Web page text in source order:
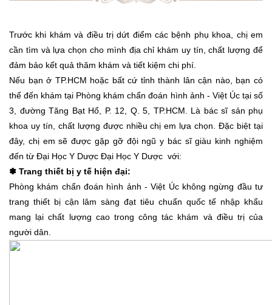
Trước khi khám và điều trị dứt điểm các bệnh phụ khoa, chị em
cần tìm và lựa chọn cho mình địa chỉ khám uy tín, chất lượng để
đảm bảo kết quả thăm khám và tiết kiệm chi phí.
Nếu bạn ở TP.HCM hoặc bất cứ tỉnh thành lân cận nào, bạn có
thể đến khám tại Phòng khám chẩn đoán hình ảnh - Việt Úc tại số
3, đường Tăng Bạt Hổ, P. 12, Q. 5, TP.HCM. Là bác sĩ sản phụ
khoa uy tín, chất lượng được nhiều chị em lựa chọn. Đặc biệt tại
đây, chị em sẽ được gặp gỡ đội ngũ y bác sĩ giàu kinh nghiệm
đến từ Đại Học Y Dược Đại Học Y Dược với:
✽ Trang thiết bị y tế hiện đại:
Phòng khám chẩn đoán hình ảnh - Việt Úc không ngừng đầu tư
trang thiết bị cận lâm sàng đạt tiêu chuẩn quốc tế nhập khẩu
mang lại chất lượng cao trong công tác khám và điều trị của
người dân.